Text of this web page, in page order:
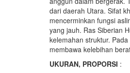
dari daerah Utara. Sifat
mencerminkan fungsi
yang jauh. Ras Siberian
kelemahan struktur.
membawa kelebihan
UKURAN, PROPORSI :